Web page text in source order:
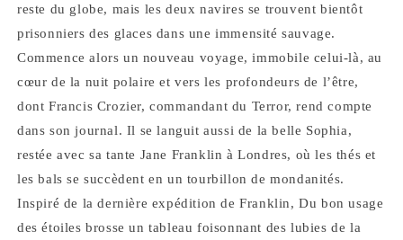
reste du globe, mais les deux navires se trouvent bientôt
prisonniers des glaces dans une immensité sauvage.
Commence alors un nouveau voyage, immobile celui-là, au
cœur de la nuit polaire et vers les profondeurs de l’être,
dont Francis Crozier, commandant du Terror, rend compte
dans son journal. Il se languit aussi de la belle Sophia,
restée avec sa tante Jane Franklin à Londres, où les thés et
les bals se succèdent en un tourbillon de mondanités.
Inspiré de la dernière expédition de Franklin, Du bon usage
des étoiles brosse un tableau foisonnant des lubies de la